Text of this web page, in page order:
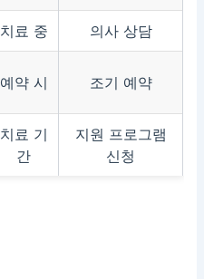
치료 중 의사 상담
예약 시 조기 예약
치료 기
간
지원 프로그램
신청